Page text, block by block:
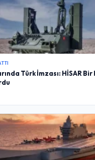
Türk İmzası: HİSAR